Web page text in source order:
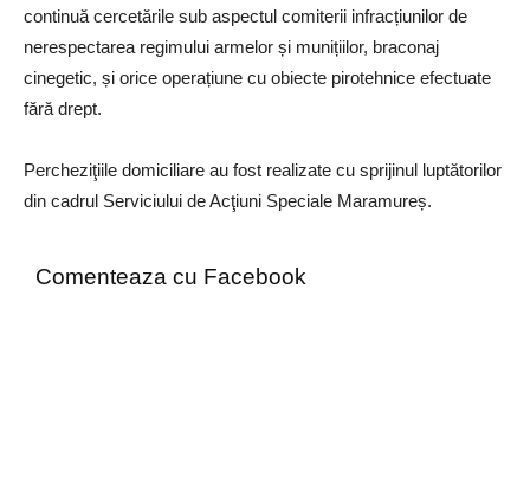
continuă cercetările sub aspectul comiterii infracțiunilor de
nerespectarea regimului armelor și munițiilor, braconaj
cinegetic, și orice operațiune cu obiecte pirotehnice efectuate
fără drept.
Percheziţiile domiciliare au fost realizate cu sprijinul luptătorilor
din cadrul Serviciului de Acţiuni Speciale Maramureș.
Comenteaza cu Facebook